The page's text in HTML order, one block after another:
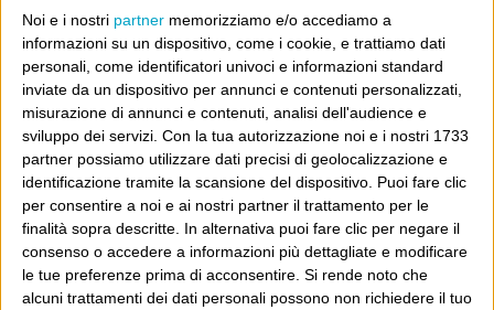
Noi e i nostri partner memorizziamo e/o accediamo a
informazioni su un dispositivo, come i cookie, e trattiamo dati
personali, come identificatori univoci e informazioni standard
inviate da un dispositivo per annunci e contenuti personalizzati,
misurazione di annunci e contenuti, analisi dell'audience e
sviluppo dei servizi. Con la tua autorizzazione noi e i nostri 1733
partner possiamo utilizzare dati precisi di geolocalizzazione e
identificazione tramite la scansione del dispositivo. Puoi fare clic
per consentire a noi e ai nostri partner il trattamento per le
finalità sopra descritte. In alternativa puoi fare clic per negare il
consenso o accedere a informazioni più dettagliate e modificare
le tue preferenze prima di acconsentire. Si rende noto che
alcuni trattamenti dei dati personali possono non richiedere il tuo